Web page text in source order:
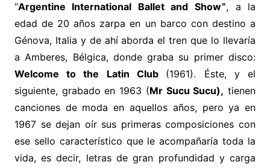
“Argentine International Ballet and Show”, a la
edad de 20 años zarpa en un barco con destino a
Génova, Italia y de ahí aborda el tren que lo llevaría
a Amberes, Bélgica, donde graba su primer disco:
Welcome to the Latin Club (1961). Éste, y el
siguiente, grabado en 1963 (Mr Sucu Sucu), tienen
canciones de moda en aquellos años, pero ya en
1967 se dejan oír sus primeras composiciones con
ese sello característico que le acompañaría toda la
vida, es decir, letras de gran profundidad y carga